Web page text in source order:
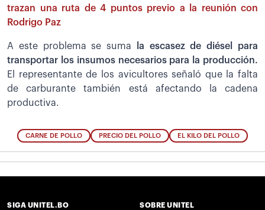
trazan una ruta de 4 puntos previo a la reunión con
Rodrigo Paz
A este problema se suma
la escasez de diésel para
transportar los insumos necesarios para la producción.
El representante de los avicultores señaló que la falta
de carburante también está afectando la cadena
productiva.
CARNE DE POLLO PRECIO DEL POLLO EL KILO DEL POLLO
SIGA UNITEL.BO SOBRE UNITEL